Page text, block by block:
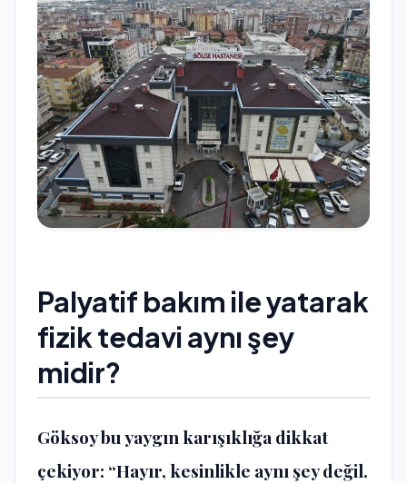
Palyatif bakım ile yatarak
fizik tedavi aynı şey
midir?
Göksoy bu yaygın karışıklığa dikkat
çekiyor: “Hayır, kesinlikle aynı şey değil.